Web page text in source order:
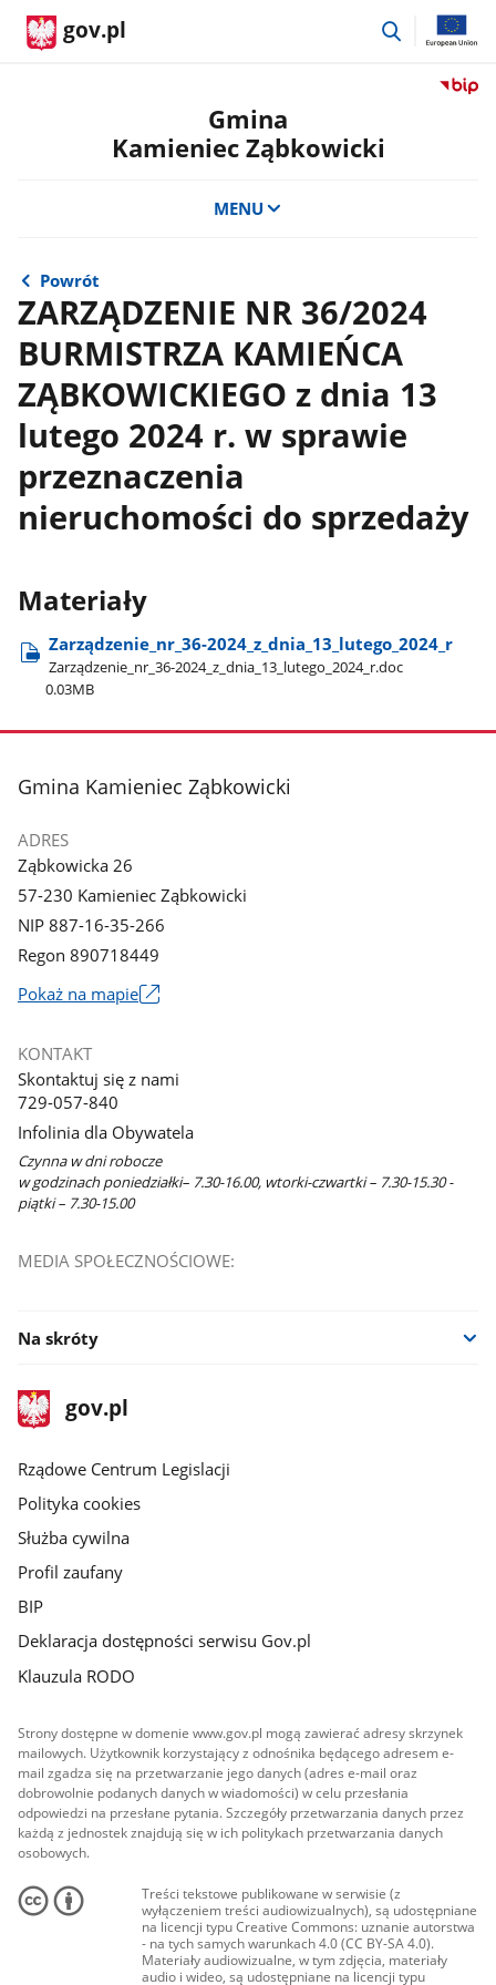
gov.pl
przejdź
Przejdź
Gmina
Kamieniec Ząbkowicki
MENU
Powrót
ZARZĄDZENIE NR 36/2024
BURMISTRZA KAMIEŃCA
ZĄBKOWICKIEGO z dnia 13
lutego 2024 r. w sprawie
przeznaczenia
nieruchomości do sprzedaży
Materiały
Zarządzenie​_nr​_36-2024​_z​_dnia​_13​_lutego​_2024​_r
Zarządzenie​_nr​_36-2024​_z​_dnia​_13​_lutego​_2024​_r.doc
0.03MB
stopka
Gmina Kamieniec Ząbkowicki
ADRES
Ząbkowicka 26
57-230 Kamieniec Ząbkowicki
NIP 887-16-35-266
Regon 890718449
Pokaż na mapieLink
nowym
KONTAKT
Skontaktuj się z nami
729-057-840
Infolinia dla Obywatela
Czynna w dni robocze
w godzinach poniedziałki– 7.30-16.00, wtorki-czwartki – 7.30-15.30 -
piątki – 7.30-15.00
MEDIA SPOŁECZNOŚCIOWE:
Na skróty
stopka
gov.plStrona
gov.pl
Rządowe Centrum Legislacji
Polityka cookies
Służba cywilna
Profil zaufany
BIP
Deklaracja dostępności serwisu Gov.pl
Klauzula RODO
Strony dostępne w domenie www.gov.pl mogą zawierać adresy skrzynek
mailowych. Użytkownik korzystający z odnośnika będącego adresem e-
mail zgadza się na przetwarzanie jego danych (adres e-mail oraz
dobrowolnie podanych danych w wiadomości) w celu przesłania
odpowiedzi na przesłane pytania. Szczegóły przetwarzania danych przez
każdą z jednostek znajdują się w ich politykach przetwarzania danych
osobowych.
Treści tekstowe publikowane w serwisie (z
wyłączeniem treści audiowizualnych), są udostępniane
na licencji typu Creative Commons: uznanie autorstwa
- na tych samych warunkach 4.0 (CC BY-SA 4.0).
Materiały audiowizualne, w tym zdjęcia, materiały
audio i wideo, są udostępniane na licencji typu